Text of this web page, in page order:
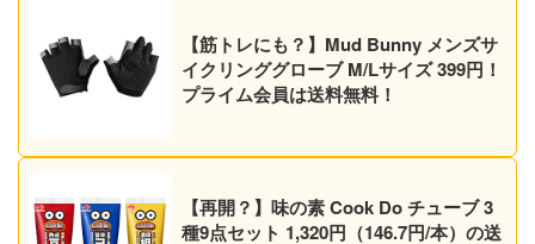
【筋トレにも？】Mud Bunny メンズサ
イクリンググローブ M/Lサイズ 399円！
プライム会員は送料無料！
【再開？】味の素 Cook Do チューブ 3
種9点セット 1,320円（146.7円/本）の送